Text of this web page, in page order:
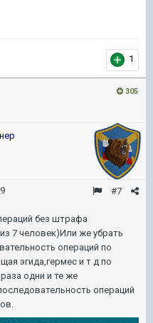
1
305
#7
без штрафа
7 человек)Или же убрать
операций по
эгида,гермес и т д по
одни и те же
операций